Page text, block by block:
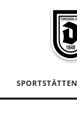
SPORTSTÄTTEN